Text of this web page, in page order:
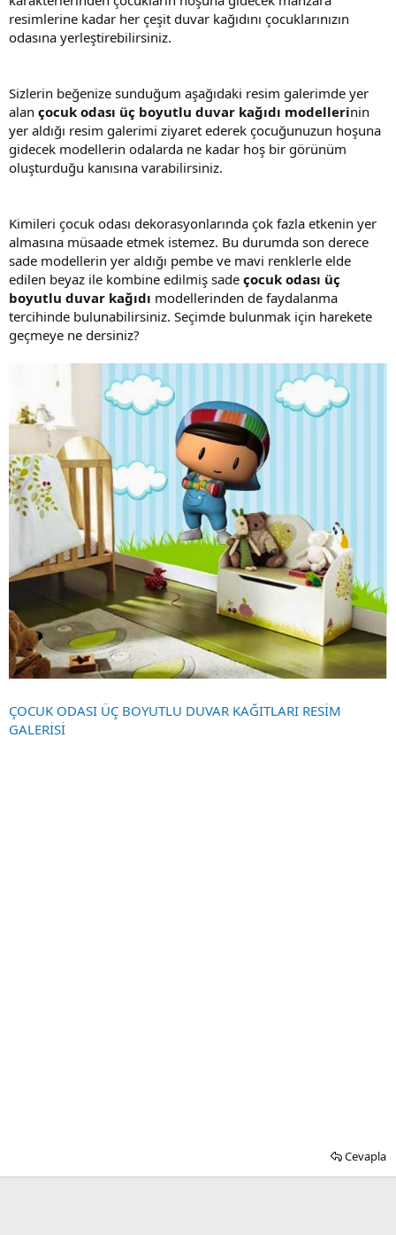
resimlerine kadar her çeşit duvar kağıdını çocuklarınızın
odasına yerleştirebilirsiniz.
Sizlerin beğenize sunduğum aşağıdaki resim galerimde yer
alan çocuk odası üç boyutlu duvar kağıdı modellerinin
yer aldığı resim galerimi ziyaret ederek çocuğunuzun hoşuna
gidecek modellerin odalarda ne kadar hoş bir görünüm
oluşturduğu kanısına varabilirsiniz.
Kimileri çocuk odası dekorasyonlarında çok fazla etkenin yer
almasına müsaade etmek istemez. Bu durumda son derece
sade modellerin yer aldığı pembe ve mavi renklerle elde
edilen beyaz ile kombine edilmiş sade çocuk odası üç
boyutlu duvar kağıdı modellerinden de faydalanma
tercihinde bulunabilirsiniz. Seçimde bulunmak için harekete
geçmeye ne dersiniz?
ÇOCUK ODASI ÜÇ BOYUTLU DUVAR KAĞITLARI RESİM
GALERİSİ
Cevapla